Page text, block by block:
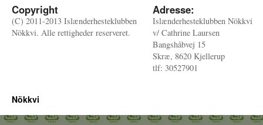
Copyright
(C) 2011-2013 Islænderhesteklubben
Nökkvi. Alle rettigheder reserveret.
Adresse:
Islænderhesteklubben Nökkvi
v/ Cathrine Laursen
Bangshåbvej 15
Skræ, 8620 Kjellerup
tlf: 30527901
Nökkvi